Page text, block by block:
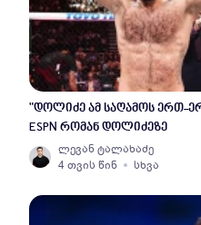
"დოლიძე ამ საღამოს ერთ-
ESPN რომან დოლიძეზე
ლევან ტალახაძე
4 თვის წინ
სხვა